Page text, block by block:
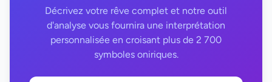
Décrivez votre rêve complet et notre outil
d'analyse vous fournira une interprétation
personnalisée en croisant plus de 2 700
symboles oniriques.